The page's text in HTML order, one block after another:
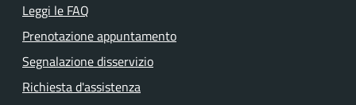
Leggi le FAQ
Prenotazione appuntamento
Segnalazione disservizio
Richiesta d'assistenza